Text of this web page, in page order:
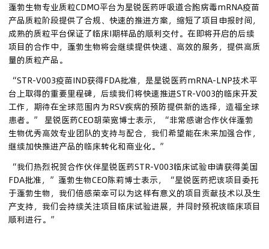
蓬勃生物专业质粒CDMO平台为星锐医药呼吸道合胞病毒mRNA疫苗
产品质粒阶段提供了合规、快速的推进方案，缩短了项目申报时间，
成熟的质粒平台保证了临床I期样品的顺利交付。在即将开启的后续
项目的合作中，蓬勃生物将会继续提供快速、高效的服务，提供高质
量的质粒产品。
“STR-V003疫苗IND获得FDA批准，是星锐医药mRNA-LNP技术平
台上取得的重要里程碑，后续我们将快速推进STR-V003的临床开发
工作，期待在全球范围内为RSV疾病的预防提供新的选择，造福全球
患者。” 星锐医药CEO胡荣宽博士表示，“非常感谢合作伙伴蓬勃
生物优秀高效专业团队的支持与配合，我们希望能在未来加强合作，
继续加快推进产品的临床转化和商业化。”
“我们热烈祝贺合作伙伴星锐医药STR-V003临床试验申请获得美国
FDA批准，”蓬勃生物CEO陈莉博士表示，“星锐医药把该项目委托
于蓬勃生物，我们倍感荣幸可以为这样有意义的项目贡献技术以及生
产支持，我们会持续关注项目临床试验进展，并同时预祝该临床项目
顺利进行。”